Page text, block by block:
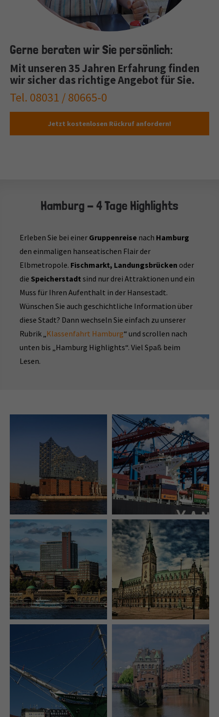
Gerne beraten wir Sie persönlich:
Mit unseren 35 Jahren Erfahrung finden
wir sicher das richtige Angebot für Sie.
Tel. 08031 / 80665-0
Jetzt kostenlosen Rückruf anfordern!
Hamburg - 4 Tage Highlights
Erleben Sie bei einer Gruppenreise nach Hamburg
den einmaligen hanseatischen Flair der
Elbmetropole. Fischmarkt, Landungsbrücken oder
die Speicherstadt sind nur drei Attraktionen und ein
Muss für Ihren Aufenthalt in der Hansestadt.
Wünschen Sie auch geschichtliche Information über
diese Stadt? Dann wechseln Sie einfach zu unserer
Rubrik „Klassenfahrt Hamburg“ und scrollen nach
unten bis „Hamburg Highlights“. Viel Spaß beim
Lesen.